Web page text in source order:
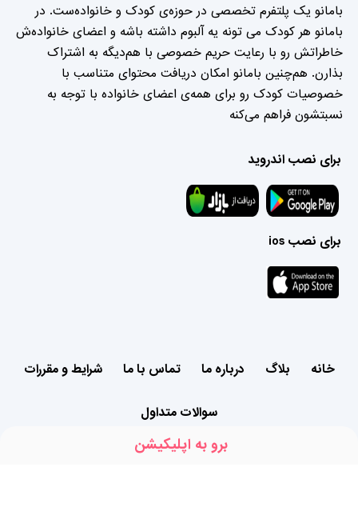
بامانو یک پلتفرم تخصصی در حوزه‌ی کودک و خانواده‌ست. در
بامانو هر کودک می تونه یه آلبوم داشته باشه و اعضای خانواده‌ش
خاطراتش رو با رعایت حریم خصوصی با هم‌دیگه به اشتراک
بذارن. هم‌چنین بامانو امکان دریافت محتوای متناسب با
خصوصیات کودک رو برای همه‌ی اعضای خانواده با توجه به
نسبتشون فراهم می‌کنه
برای نصب اندروید
برای نصب ios
خانه بلاگ درباره ما تماس با ما شرایط و مقررات
سوالات متداول
برو به اپلیکیشن